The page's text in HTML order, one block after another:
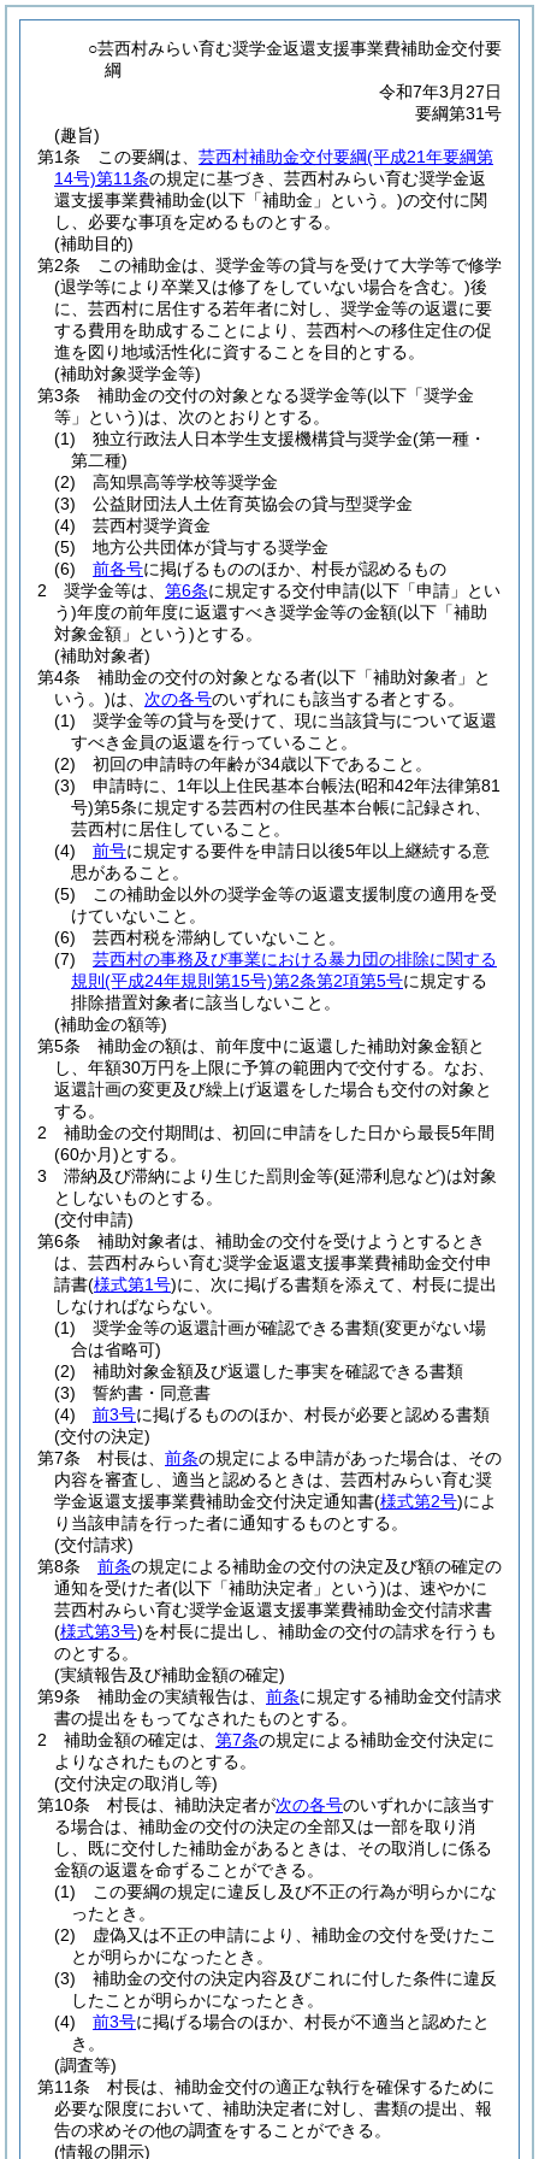
○芸西村みらい育む奨学金返還支援事業費補助金交付要
綱
令和7年3月27日
要綱第31号
(趣旨)
第1条
この要綱は、 芸西村補助金交付要綱(平成21年要綱第
14号)第11条の規定に基づき、芸西村みらい育む奨学金返
還支援事業費補助金(以下「補助金」という。)の交付に関
し、必要な事項を定めるものとする。
(補助目的)
第2条
この補助金は、奨学金等の貸与を受けて大学等で修学
(退学等により卒業又は修了をしていない場合を含む。)後
に、芸西村に居住する若年者に対し、奨学金等の返還に要
する費用を助成することにより、芸西村への移住定住の促
進を図り地域活性化に資することを目的とする。
(補助対象奨学金等)
第3条
補助金の交付の対象となる奨学金等(以下「奨学金
等」という)は、次のとおりとする。
(1)
独立行政法人日本学生支援機構貸与奨学金(第一種・
第二種)
(2)
高知県高等学校等奨学金
(3)
公益財団法人土佐育英協会の貸与型奨学金
(4)
芸西村奨学資金
(5)
地方公共団体が貸与する奨学金
(6)
前各号に掲げるもののほか、村長が認めるもの
2
奨学金等は、 第6条に規定する交付申請(以下「申請」とい
う)年度の前年度に返還すべき奨学金等の金額(以下「補助
対象金額」という)とする。
(補助対象者)
第4条
補助金の交付の対象となる者(以下「補助対象者」と
いう。)は、 次の各号のいずれにも該当する者とする。
(1)
奨学金等の貸与を受けて、現に当該貸与について返還
すべき金員の返還を行っていること。
(2)
初回の申請時の年齢が34歳以下であること。
(3)
申請時に、1年以上住民基本台帳法(昭和42年法律第81
号)第5条に規定する芸西村の住民基本台帳に記録され、
芸西村に居住していること。
(4)
前号に規定する要件を申請日以後5年以上継続する意
思があること。
(5)
この補助金以外の奨学金等の返還支援制度の適用を受
けていないこと。
(6)
芸西村税を滞納していないこと。
(7)
芸西村の事務及び事業における暴力団の排除に関する
規則 (平成24年規則第15号)第2条第2項第5号に規定する
排除措置対象者に該当しないこと。
(補助金の額等)
第5条
補助金の額は、前年度中に返還した補助対象金額と
し、年額30万円を上限に予算の範囲内で交付する。 なお、
返還計画の変更及び繰上げ返還をした場合も交付の対象と
する。
2
補助金の交付期間は、初回に申請をした日から最長5年間
(60か月)とする。
3
滞納及び滞納により生じた罰則金等(延滞利息など)は対象
としないものとする。
(交付申請)
第6条
補助対象者は、補助金の交付を受けようとするとき
は、芸西村みらい育む奨学金返還支援事業費補助金交付申
請書(様式第1号)に、次に掲げる書類を添えて、村長に提出
しなければならない。
(1)
奨学金等の返還計画が確認できる書類(変更がない場
合は省略可)
(2)
補助対象金額及び返還した事実を確認できる書類
(3)
誓約書・同意書
(4)
前3号に掲げるもののほか、村長が必要と認める書類
(交付の決定)
第7条
村長は、 前条の規定による申請があった場合は、その
内容を審査し、適当と認めるときは、芸西村みらい育む奨
学金返還支援事業費補助金交付決定通知書(様式第2号)によ
り当該申請を行った者に通知するものとする。
(交付請求)
第8条
前条の規定による補助金の交付の決定及び額の確定の
通知を受けた者(以下「補助決定者」という)は、速やかに
芸西村みらい育む奨学金返還支援事業費補助金交付請求書
(様式第3号)を村長に提出し、補助金の交付の請求を行うも
のとする。
(実績報告及び補助金額の確定)
第9条
補助金の実績報告は、 前条に規定する補助金交付請求
書の提出をもってなされたものとする。
2
補助金額の確定は、 第7条の規定による補助金交付決定に
よりなされたものとする。
(交付決定の取消し等)
第10条
村長は、補助決定者が次の各号のいずれかに該当す
る場合は、補助金の交付の決定の全部又は一部を取り消
し、既に交付した補助金があるときは、その取消しに係る
金額の返還を命ずることができる。
(1)
この要綱の規定に違反し及び不正の行為が明らかにな
ったとき。
(2)
虚偽又は不正の申請により、補助金の交付を受けたこ
とが明らかになったとき。
(3)
補助金の交付の決定内容及びこれに付した条件に違反
したことが明らかになったとき。
(4)
前3号に掲げる場合のほか、村長が不適当と認めたと
き。
(調査等)
第11条
村長は、補助金交付の適正な執行を確保するために
必要な限度において、補助決定者に対し、書類の提出、報
告の求めその他の調査をすることができる。
(情報の開示)